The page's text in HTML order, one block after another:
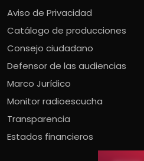
Aviso de Privacidad
Catálogo de producciones
Consejo ciudadano
Defensor de las audiencias
Marco Jurídico
Monitor radioescucha
Transparencia
Estados financieros